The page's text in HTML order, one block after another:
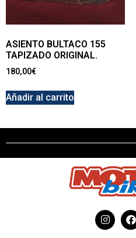
ASIENTO BULTACO 155
TAPIZADO ORIGINAL.
180,00€
Añadir al carrito